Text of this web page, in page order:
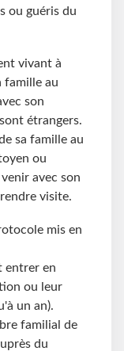
ou guéris du
vivant à
famille au
son
étrangers.
sa famille au
ou
avec son
visite.
mis en
entrer en
ou leur
un an).
familial de
du